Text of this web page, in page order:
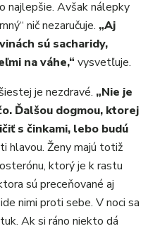
najlepšie. Avšak nálepky
nič nezaručuje. „Aj
sú sacharidy,
na váhe,“ vysvetľuje.
je nezdravé. „Nie je
Ďalšou dogmou, ktorej
s činkami, lebo budú
hlavou. Ženy majú totiž
ktorý je k rastu
sú preceňované aj
nimi proti sebe. V noci sa
Ak si ráno niekto dá